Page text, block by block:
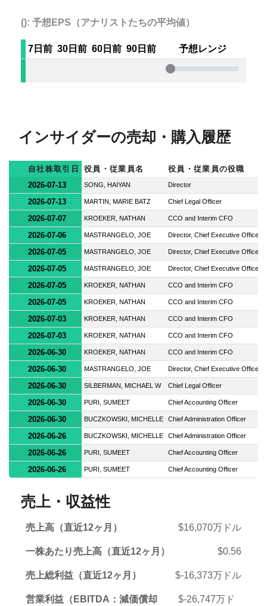
(): 予想EPS（アナリストたちの平均値）
7日前 30日前 60日前 90日前 予想レンジ
インサイダーの売却・購入履歴
自社株取引日 役員・従業員名
役員・従業員の役職
2026-07-13
SONG, HAIYAN Director
2026-07-13 MARTIN, MARIE BATZ Chief Legal Officer
2026-07-07 KROEKER, NATHAN CCO and Interim CFO
2026-07-06 MASTRANGELO, JOE Director, Chief Executive Officer
2026-07-05 MASTRANGELO, JOE Director, Chief Executive Officer
2026-07-05 MASTRANGELO, JOE Director, Chief Executive Officer
2026-07-05 KROEKER, NATHAN CCO and Interim CFO
2026-07-05 KROEKER, NATHAN CCO and Interim CFO
2026-07-03 KROEKER, NATHAN CCO and Interim CFO
2026-07-03 KROEKER, NATHAN CCO and Interim CFO
2026-06-30 KROEKER, NATHAN CCO and Interim CFO
2026-06-30 MASTRANGELO, JOE Director, Chief Executive Officer
2026-06-30 SILBERMAN, MICHAEL W Chief Legal Officer
2026-06-30 PURI, SUMEET Chief Accounting Officer
2026-06-30 BUCZKOWSKI, MICHELLE Chief Administration Officer
2026-06-26 BUCZKOWSKI, MICHELLE Chief Administration Officer
2026-06-26 PURI, SUMEET Chief Accounting Officer
2026-06-26 PURI, SUMEET Chief Accounting Officer
売上・収益性
売上高（直近12ヶ月） $16,070万ドル
一株あたり売上高（直近12ヶ月） $0.56
売上総利益（直近12ヶ月） $-16,373万ドル
営業利益（EBITDA：減価償却
$-26,747万ド